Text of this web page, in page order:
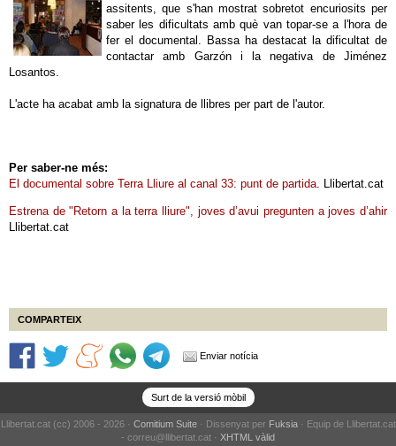
assitents, que s'han mostrat sobretot encuriosits per
saber les dificultats amb què van topar-se a l'hora de
fer el documental. Bassa ha destacat la dificultat de
contactar amb Garzón i la negativa de Jiménez
Losantos.
L'acte ha acabat amb la signatura de llibres per part de l'autor.
Per saber-ne més:
El documental sobre Terra Lliure al canal 33: punt de partida. Llibertat.cat
Estrena de "Retorn a la terra lliure", joves d’avui pregunten a joves d’ahir
Llibertat.cat
COMPARTEIX
Enviar notícia
Surt de la versió mòbil
Llibertat.cat (cc) 2006 - 2026 · Comitium Suite· Dissenyat per Fuksia· Equip de Llibertat.cat
- correu@llibertat.cat · XHTML vàlid